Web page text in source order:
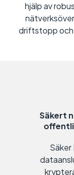
hjälp av
driftstopp och
Säkert
Säker